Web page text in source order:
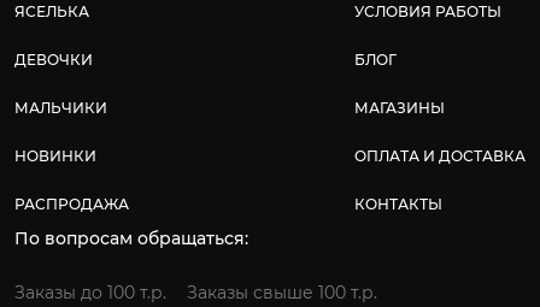
ЯСЕЛЬКА
ДЕВОЧКИ
МАЛЬЧИКИ
НОВИНКИ
РАСПРОДАЖА
УСЛОВИЯ РАБОТЫ
БЛОГ
МАГАЗИНЫ
ОПЛАТА И ДОСТАВКА
КОНТАКТЫ
По вопросам обращаться:
Заказы до 100 т.р. Заказы свыше 100 т.р.